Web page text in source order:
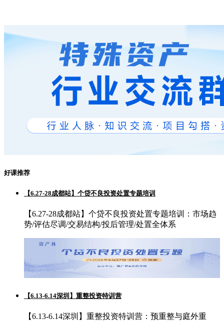
好课推荐
【6.27-28成都站】个贷不良投资处置专题培训
【6.27-28成都站】个贷不良投资处置专题培训：市场趋
势/评估尽调/交易结构/投后管理/处置全体系
【6.13-6.14深圳】重整投资特训营
【6.13-6.14深圳】重整投资特训营：预重整与庭外重